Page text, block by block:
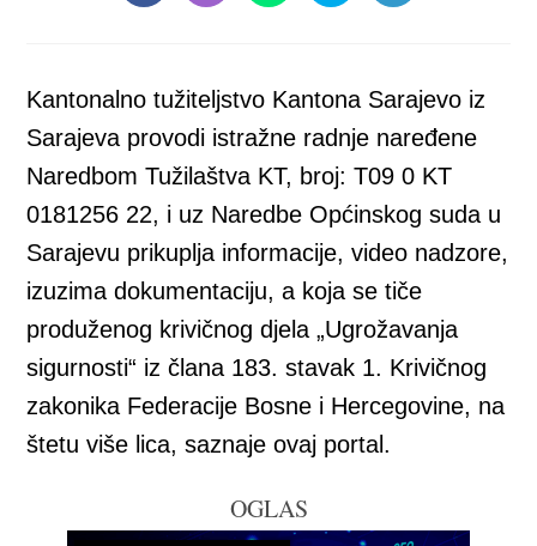
in in in in in
Kantonalno tužiteljstvo Kantona Sarajevo iz
Sarajeva provodi istražne radnje naređene
Naredbom Tužilaštva KT, broj: T09 0 KT
0181256 22, i uz Naredbe Općinskog suda u
Sarajevu prikuplja informacije, video nadzore,
izuzima dokumentaciju, a koja se tiče
produženog krivičnog djela „Ugrožavanja
sigurnosti“ iz člana 183. stavak 1. Krivičnog
zakonika Federacije Bosne i Hercegovine, na
štetu više lica, saznaje ovaj portal.
OGLAS